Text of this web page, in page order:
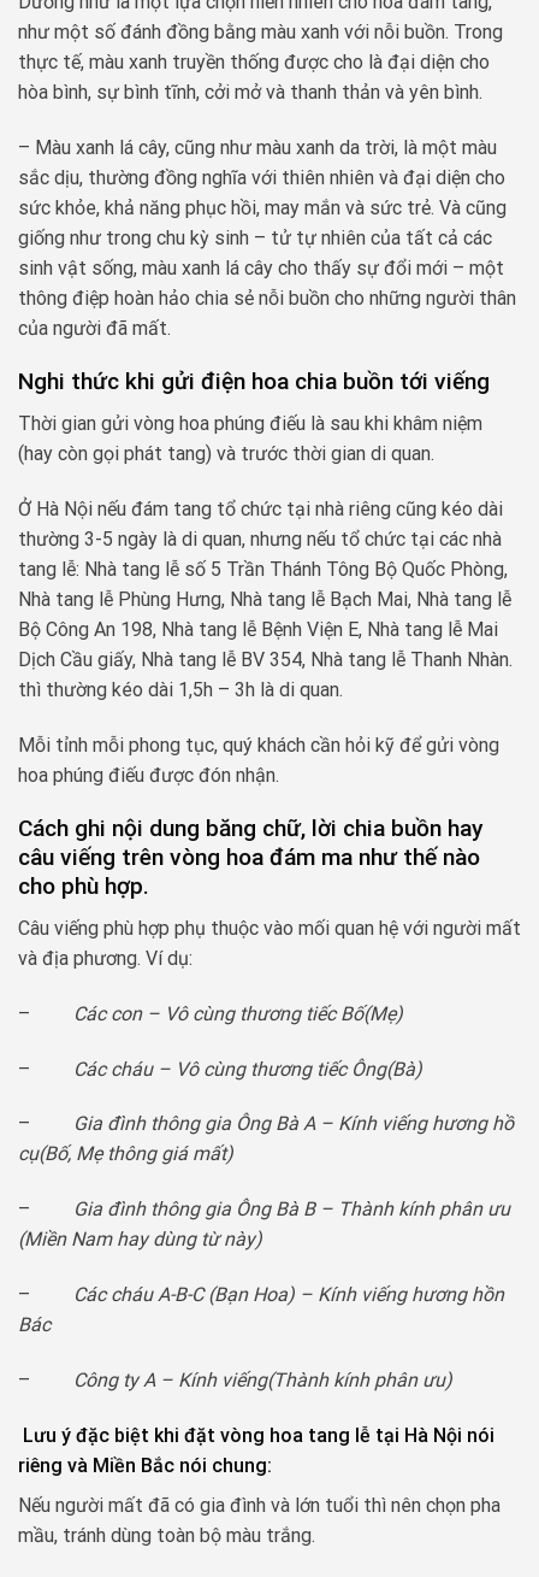
như một số đánh đồng bằng màu xanh với nỗi buồn. Trong
thực tế, màu xanh truyền thống được cho là đại diện cho
hòa bình, sự bình tĩnh, cởi mở và thanh thản và yên bình.
– Màu xanh lá cây, cũng như màu xanh da trời, là một màu
sắc dịu, thường đồng nghĩa với thiên nhiên và đại diện cho
sức khỏe, khả năng phục hồi, may mắn và sức trẻ. Và cũng
giống như trong chu kỳ sinh – tử tự nhiên của tất cả các
sinh vật sống, màu xanh lá cây cho thấy sự đổi mới – một
thông điệp hoàn hảo chia sẻ nỗi buồn cho những người thân
của người đã mất.
Nghi thức khi gửi điện hoa chia buồn tới viếng
Thời gian gửi vòng hoa phúng điếu là sau khi khâm niệm
(hay còn gọi phát tang) và trước thời gian di quan.
Ở Hà Nội nếu đám tang tổ chức tại nhà riêng cũng kéo dài
thường 3-5 ngày là di quan, nhưng nếu tổ chức tại các nhà
tang lễ: Nhà tang lễ số 5 Trần Thánh Tông Bộ Quốc Phòng,
Nhà tang lễ Phùng Hưng, Nhà tang lễ Bạch Mai, Nhà tang lễ
Bộ Công An 198, Nhà tang lễ Bệnh Viện E, Nhà tang lễ Mai
Dịch Cầu giấy, Nhà tang lễ BV 354, Nhà tang lễ Thanh Nhàn.
thì thường kéo dài 1,5h – 3h là di quan.
Mỗi tỉnh mỗi phong tục, quý khách cần hỏi kỹ để gửi vòng
hoa phúng điếu được đón nhận.
Cách ghi nội dung băng chữ, lời chia buồn hay
câu viếng trên vòng hoa đám ma như thế nào
cho phù hợp.
Câu viếng phù hợp phụ thuộc vào mối quan hệ với người mất
và địa phương. Ví dụ:
– Các con – Vô cùng thương tiếc Bố(Mẹ)
– Các cháu – Vô cùng thương tiếc Ông(Bà)
–
Gia đình thông gia Ông Bà A – Kính viếng hương hồ
cụ(Bố, Mẹ thông giá mất)
–
Gia đình thông gia Ông Bà B – Thành kính phân ưu
(Miền Nam hay dùng từ này)
–
Các cháu A-B-C (Bạn Hoa) – Kính viếng hương hồn
Bác
– Công ty A – Kính viếng(Thành kính phân ưu)
Lưu ý đặc biệt khi đặt vòng hoa tang lễ tại Hà Nội nói
riêng và Miền Bắc nói chung:
Nếu người mất đã có gia đình và lớn tuổi thì nên chọn pha
mầu, tránh dùng toàn bộ màu trắng.